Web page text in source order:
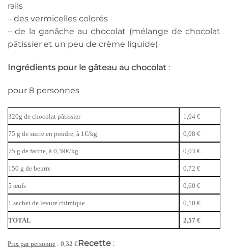
rails
– des vermicelles colorés
– de la ganâche au chocolat (mélange de chocolat
pâtissier et un peu de crème liquide)
Ingrédients pour le gâteau au chocolat :
pour 8 personnes
320g de chocolat pâtissier 1,04 €
75 g de sucre en poudre, à 1€/kg 0,08 €
75 g de farine, à 0,39€/kg 0,03 €
150 g de beurre 0,72 €
5 œufs 0,60 €
1 sachet de levure chimique 0,10 €
TOTAL 2,57 €
Prix par personne : 0,32 €Recette :